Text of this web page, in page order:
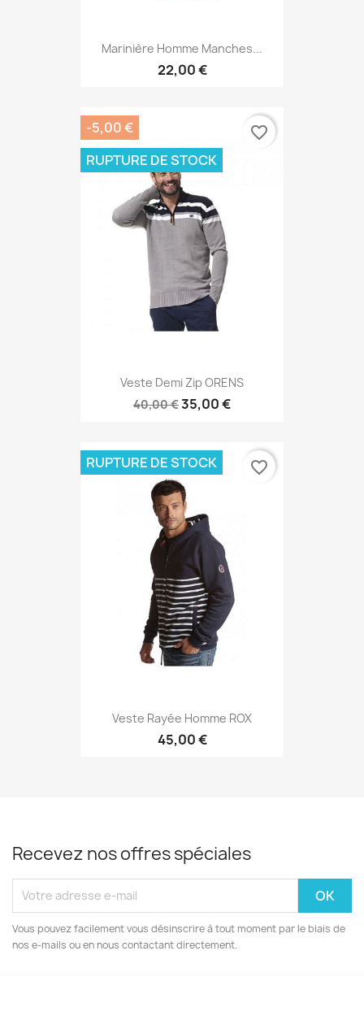
Marinière Homme Manches...
22,00 €
Veste Demi Zip ORENS
40,00 €35,00 €
-5,00 €
RUPTURE DE STOCK
favorite_border
Veste Rayée Homme ROX
45,00 €
RUPTURE DE STOCK favorite_border
Recevez nos offres spéciales
Vous pouvez facilement vous désinscrire à tout moment par le biais de
nos e-mails ou en nous contactant directement.